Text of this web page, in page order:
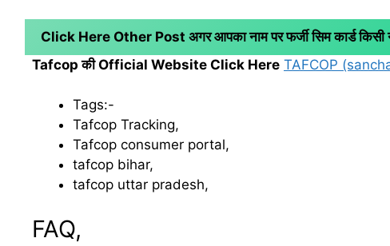
Click Here Other Post अगर आपका नाम पर फर्जी सिम कार्ड किसी
Tafcop की Official Website Click Here TAFCOP
Tags:-
Tafcop Tracking,
Tafcop consumer portal,
tafcop bihar,
tafcop uttar pradesh,
FAQ,